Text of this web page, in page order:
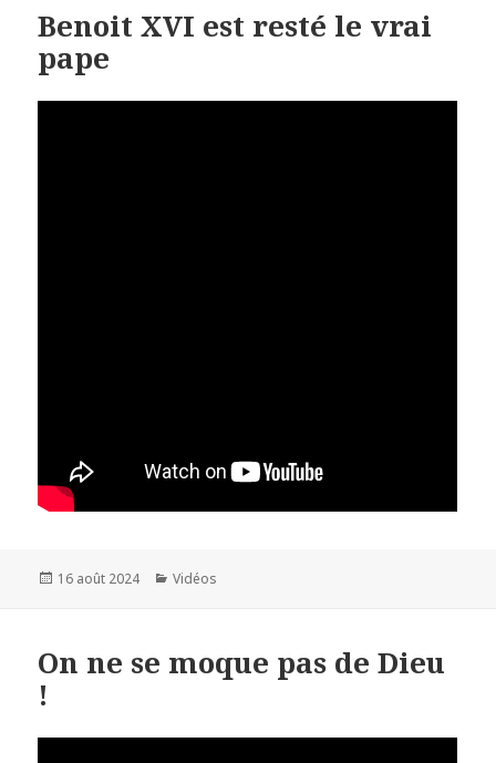
Benoit XVI est resté le vrai
pape
Publié
16 août 2024 Catégories
Vidéos
On ne se moque pas de Dieu
!